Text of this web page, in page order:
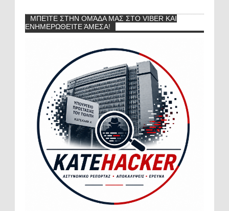
ΜΠΕΊΤΕ ΣΤΗΝ ΟΜΆΔΑ ΜΑΣ ΣΤΟ VIBER ΚΑΙ
ΕΝΗΜΕΡΩΘΕΊΤΕ ΆΜΕΣΑ!